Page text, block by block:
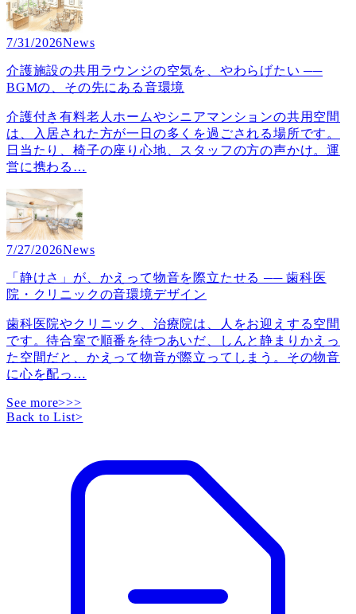
7/31/2026News
介護施設の共用ラウンジの空気を、やわらげたい ──
BGMの、その先にある音環境
介護付き有料老人ホームやシニアマンションの共用空間
は、入居された方が一日の多くを過ごされる場所です。
日当たり、椅子の座り心地、スタッフの方の声かけ。運
営に携わる …
7/27/2026News
「静けさ」が、かえって物音を際立たせる ── 歯科医
院・クリニックの音環境デザイン
歯科医院やクリニック、治療院は、人をお迎えする空間
です。待合室で順番を待つあいだ、しんと静まりかえっ
た空間だと、かえって物音が際立ってしまう。その物音
に心を配っ …
See more>>>
Back to List>